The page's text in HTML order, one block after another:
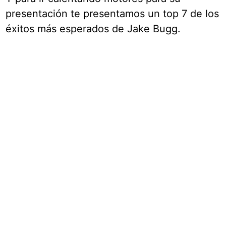
presentación te presentamos un top 7 de los
éxitos más esperados de Jake Bugg.